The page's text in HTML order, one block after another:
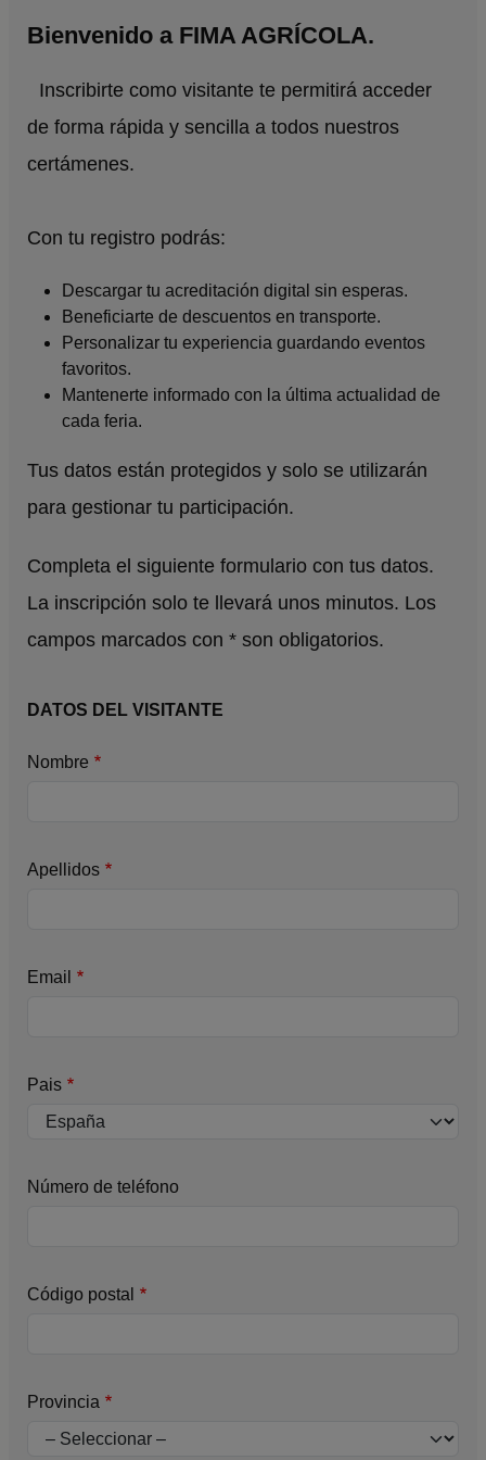
Bienvenido a FIMA AGRÍCOLA.
Inscribirte como visitante te permitirá acceder
de forma rápida y sencilla a todos nuestros
certámenes.
Con tu registro podrás:
Descargar tu acreditación digital sin esperas.
Beneficiarte de descuentos en transporte.
Personalizar tu experiencia guardando eventos
favoritos.
Mantenerte informado con la última actualidad de
cada feria.
Tus datos están protegidos y solo se utilizarán
para gestionar tu participación.
Completa el siguiente formulario con tus datos.
La inscripción solo te llevará unos minutos. Los
campos marcados con * son obligatorios.
DATOS DEL VISITANTE
Nombre
Apellidos
Email
Pais
Número de teléfono
Código postal
Provincia